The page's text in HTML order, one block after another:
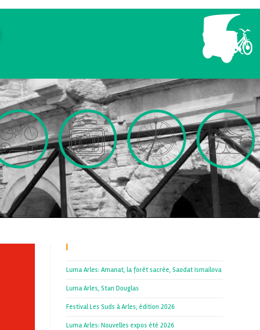
Luma Arles: Amanat, la forêt sacrée, Saodat Ismailova
Luma Arles, Stan Douglas
Festival Les Suds à Arles, édition 2026
Luma Arles: Nouvelles expos été 2026